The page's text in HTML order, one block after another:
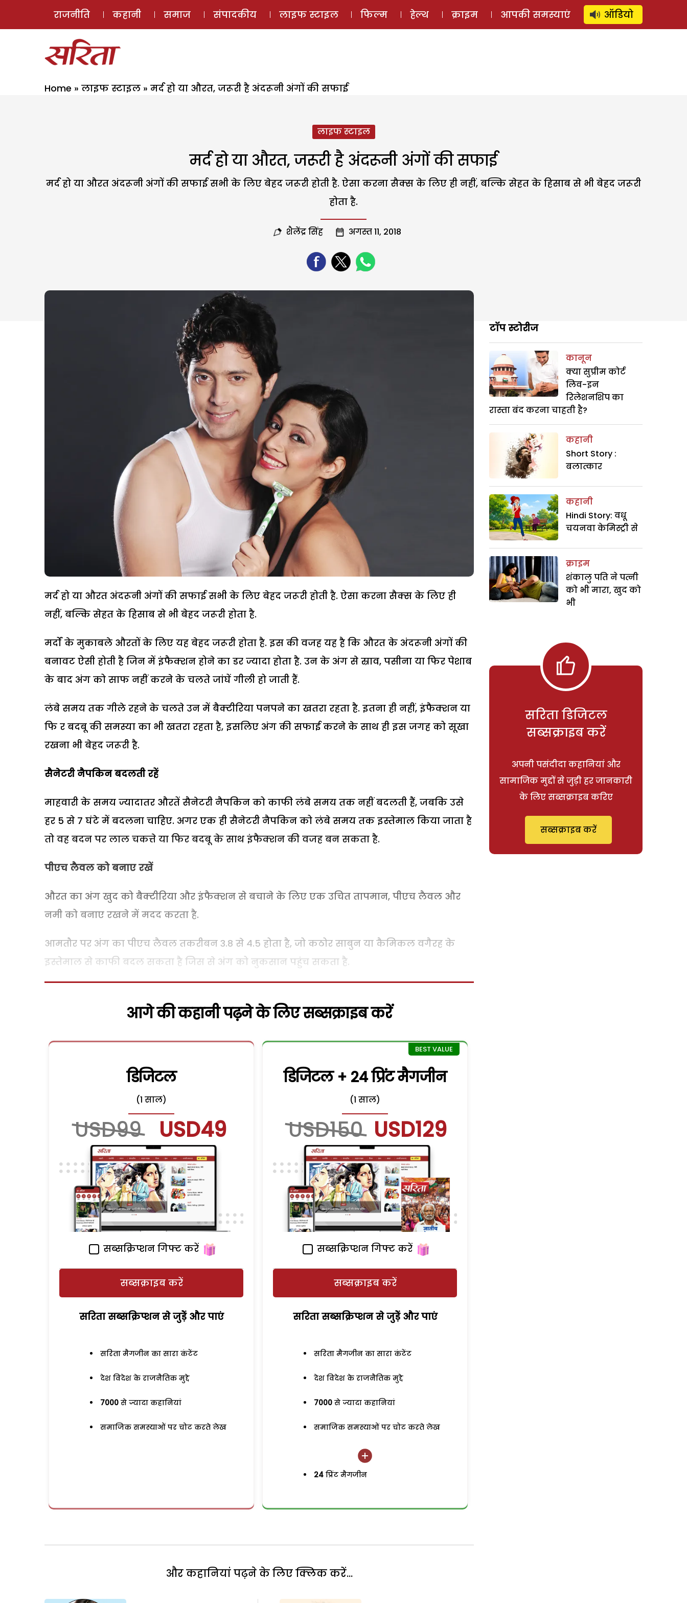
ई-मैगज़ीन ऑडियो स्टोरी लॉग इन ⚲ SUBSCRIBE
राजनीति कहानी समाज संपादकीय लाइफ स्टाइल फिल्म हेल्थ क्राइम आपकी समस्याएं ऑडियो
Home » लाइफ स्टाइल » मर्द हो या औरत, जरूरी है अंदरूनी अंगों की सफाई
लाइफ स्टाइल
मर्द हो या औरत, जरूरी है अंदरूनी अंगों की सफाई
मर्द हो या औरत अंदरूनी अंगों की सफाई सभी के लिए बेहद जरूरी होती है. ऐसा करना सैक्स के लिए ही नहीं, बल्कि सेहत के हिसाब से भी बेहद जरूरी
होता है.
शैलेंद्र सिंह अगस्त 11, 2018
मर्द हो या औरत अंदरूनी अंगों की सफाई सभी के लिए बेहद जरूरी होती है. ऐसा करना सैक्स के लिए ही
नहीं, बल्कि सेहत के हिसाब से भी बेहद जरूरी होता है.
मर्दों के मुकाबले औरतों के लिए यह बेहद जरूरी होता है. इस की वजह यह है कि औरत के अंदरूनी अंगों की
बनावट ऐसी होती है जिन में इंफैक्शन होने का डर ज्यादा होता है. उन के अंग से स्राव, पसीना या फिर पेशाब
के बाद अंग को साफ नहीं करने के चलते जांघें गीली हो जाती हैं.
लंबे समय तक गीले रहने के चलते उन में बैक्टीरिया पनपने का खतरा रहता है. इतना ही नहीं, इंफैक्शन या
फि र बदबू की समस्या का भी खतरा रहता है, इसलिए अंग की सफाई करने के साथ ही इस जगह को सूखा
रखना भी बेहद जरूरी है.
सैनेटरी नैपकिन बदलती रहें
माहवारी के समय ज्यादातर औरतें सैनेटरी नैपकिन को काफी लंबे समय तक नहीं बदलती हैं, जबकि उसे
हर 5 से 7 घंटे में बदलना चाहिए. अगर एक ही सैनेटरी नैपकिन को लंबे समय तक इस्तेमाल किया जाता है
तो वह बदन पर लाल चकत्ते या फिर बदबू के साथ इंफैक्शन की वजह बन सकता है.
पीएच लैवल को बनाए रखें
औरत का अंग खुद को बैक्टीरिया और इंफैक्शन से बचाने के लिए एक उचित तापमान, पीएच लैवल और
नमी को बनाए रखने में मदद करता है.
आमतौर पर अंग का पीएच लैवल तकरीबन 3.8 से 4.5 होता है, जो कठोर साबुन या कैमिकल वगैरह के
इस्तेमाल से काफी बदल सकता है जिस से अंग को नुकसान पहुंच सकता है.
आगे की कहानी पढ़ने के लिए सब्सक्राइब करें
डिजिटल
(1 साल)
USD99 USD49
सब्सक्रिप्शन गिफ्ट करें
सब्सक्राइब करें
सरिता सब्सक्रिप्शन से जुड़ेें और पाएं
सरिता मैगजीन का सारा कंटेंट
देश विदेश के राजनैतिक मुद्दे
7000 से ज्यादा कहानियां
समाजिक समस्याओं पर चोट करते लेख
डिजिटल + 24 प्रिंट मैगजीन
(1 साल)
USD150 USD129
सब्सक्रिप्शन गिफ्ट करें
सब्सक्राइब करें
सरिता सब्सक्रिप्शन से जुड़ेें और पाएं
सरिता मैगजीन का सारा कंटेंट
देश विदेश के राजनैतिक मुद्दे
7000 से ज्यादा कहानियां
समाजिक समस्याओं पर चोट करते लेख
24 प्रिंट मैगजीन
और कहानियां पढ़ने के लिए क्लिक करें...
टॉप स्टोरीज
कानून
क्या सुप्रीम कोर्ट
लिव-इन
रिलेशनशिप का
रास्ता बंद करना चाहती है?
कहानी
Short Story :
बलात्कार
कहानी
Hindi Story: वधू
चयनवा केमिस्ट्री से
क्राइम
शंकालु पति ने पत्नी
को भी मारा, खुद को
भी
सरिता डिजिटल
सब्सक्राइब करें
अपनी पसंदीदा कहानियां और
सामाजिक मुद्दों से जुड़ी हर जानकारी
के लिए सब्सक्राइब करिए
सब्सक्राइब करें